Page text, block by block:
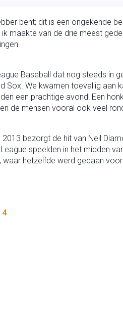
bent; dit is een ongekende
maakte van de drie meest
Baseball dat nog steeds in
Sox. We kwamen toevallig aan
een prachtige avond! Een
de mensen vooral ook veel
bezorgt de hit van Neil
speelden in het midden
hetzelfde werd gedaan